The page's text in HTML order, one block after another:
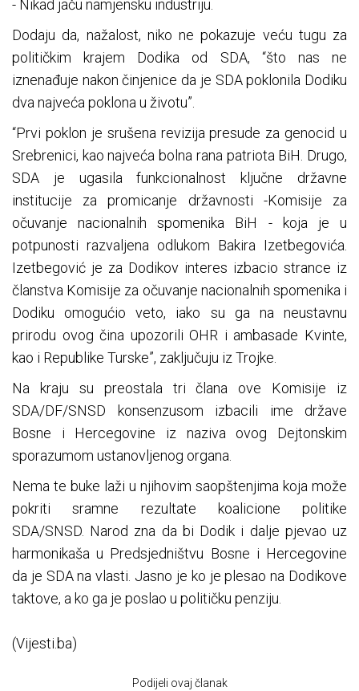
- Nikad jaču namjensku industriju.
Dodaju da, nažalost, niko ne pokazuje veću tugu za
političkim krajem Dodika od SDA, “što nas ne
iznenađuje nakon činjenice da je SDA poklonila Dodiku
dva najveća poklona u životu”.
“Prvi poklon je srušena revizija presude za genocid u
Srebrenici, kao najveća bolna rana patriota BiH. Drugo,
SDA je ugasila funkcionalnost ključne državne
institucije za promicanje državnosti -Komisije za
očuvanje nacionalnih spomenika BiH - koja je u
potpunosti razvaljena odlukom Bakira Izetbegovića.
Izetbegović je za Dodikov interes izbacio strance iz
članstva Komisije za očuvanje nacionalnih spomenika i
Dodiku omogućio veto, iako su ga na neustavnu
prirodu ovog čina upozorili OHR i ambasade Kvinte,
kao i Republike Turske”, zaključuju iz Trojke.
Na kraju su preostala tri člana ove Komisije iz
SDA/DF/SNSD konsenzusom izbacili ime države
Bosne i Hercegovine iz naziva ovog Dejtonskim
sporazumom ustanovljenog organa.
Nema te buke laži u njihovim saopštenjima koja može
pokriti sramne rezultate koalicione politike
SDA/SNSD. Narod zna da bi Dodik i dalje pjevao uz
harmonikaša u Predsjedništvu Bosne i Hercegovine
da je SDA na vlasti. Jasno je ko je plesao na Dodikove
taktove, a ko ga je poslao u političku penziju.
(Vijesti.ba)
Podijeli ovaj članak